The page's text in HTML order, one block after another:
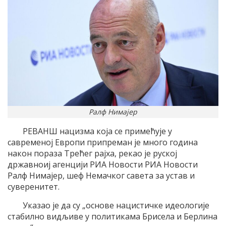
Ралф Нимајер
РЕВАНШ нацизма која се примећује у
савременој Европи припреман је много година
након пораза Трећег рајха, рекао је руској
државноиј агенцији РИА Новости РИА Новости
Ралф Нимајер, шеф Немачког савета за устав и
суверенитет.
Указао је да су „основе нацистичке идеологије
стабилно видљиве у политикама Брисела и Берлина